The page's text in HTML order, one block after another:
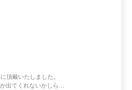
頂戴いたしました。
出てくれないかしら…